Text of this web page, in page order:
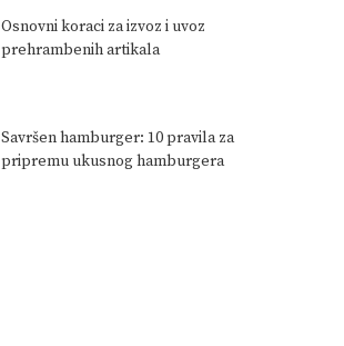
Osnovni koraci za izvoz i uvoz
prehrambenih artikala
Savršen hamburger: 10 pravila za
pripremu ukusnog hamburgera